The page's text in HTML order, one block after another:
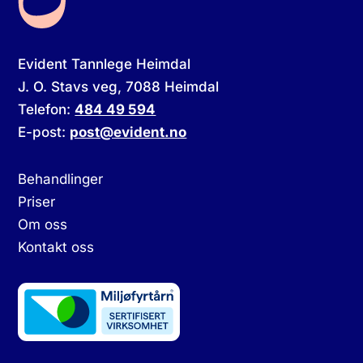
Evident Tannlege Heimdal
J. O. Stavs veg, 7088 Heimdal
Telefon:484 49 594
E-post: post@evident.no
Behandlinger
Priser
Om oss
Kontakt oss